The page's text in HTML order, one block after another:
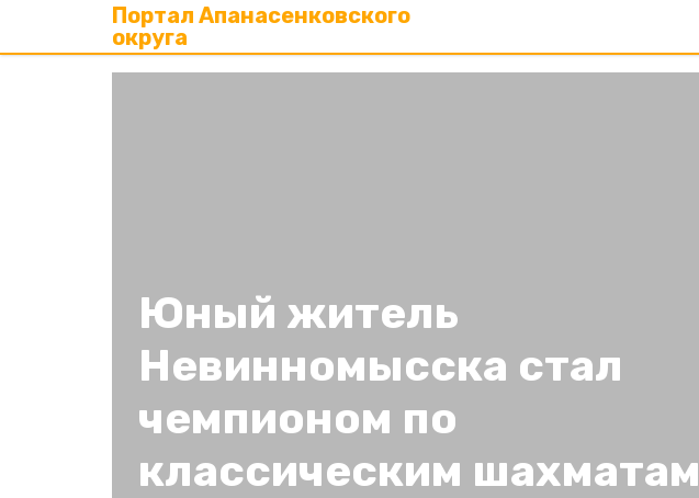
Портал Апанасенковского
округа
Юный житель
Невинномысска стал
чемпионом по
классическим шахматам